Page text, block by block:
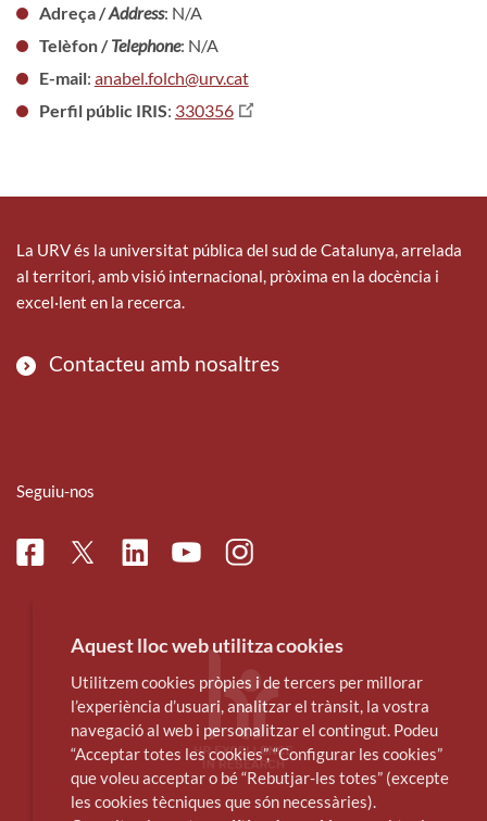
Adreça /Address: N/A
Telèfon /Telephone: N/A
E-mail: anabel.folch@urv.cat
Perfil públic IRIS: 330356
La URV és la universitat pública del sud de Catalunya, arrelada
al territori, amb visió internacional, pròxima en la docència i
excel·lent en la recerca.
Contacteu amb nosaltres
Seguiu-nos
FacebookTwitterLinkedinYoutubeInstagram
Aquest lloc web utilitza cookies
Utilitzem cookies pròpies i de tercers per millorar
l’experiència d’usuari, analitzar el trànsit, la vostra
navegació al web i personalitzar el contingut. Podeu
“Acceptar totes les cookies”, “Configurar les cookies”
que voleu acceptar o bé “Rebutjar-les totes” (excepte
les cookies tècniques que són necessàries).